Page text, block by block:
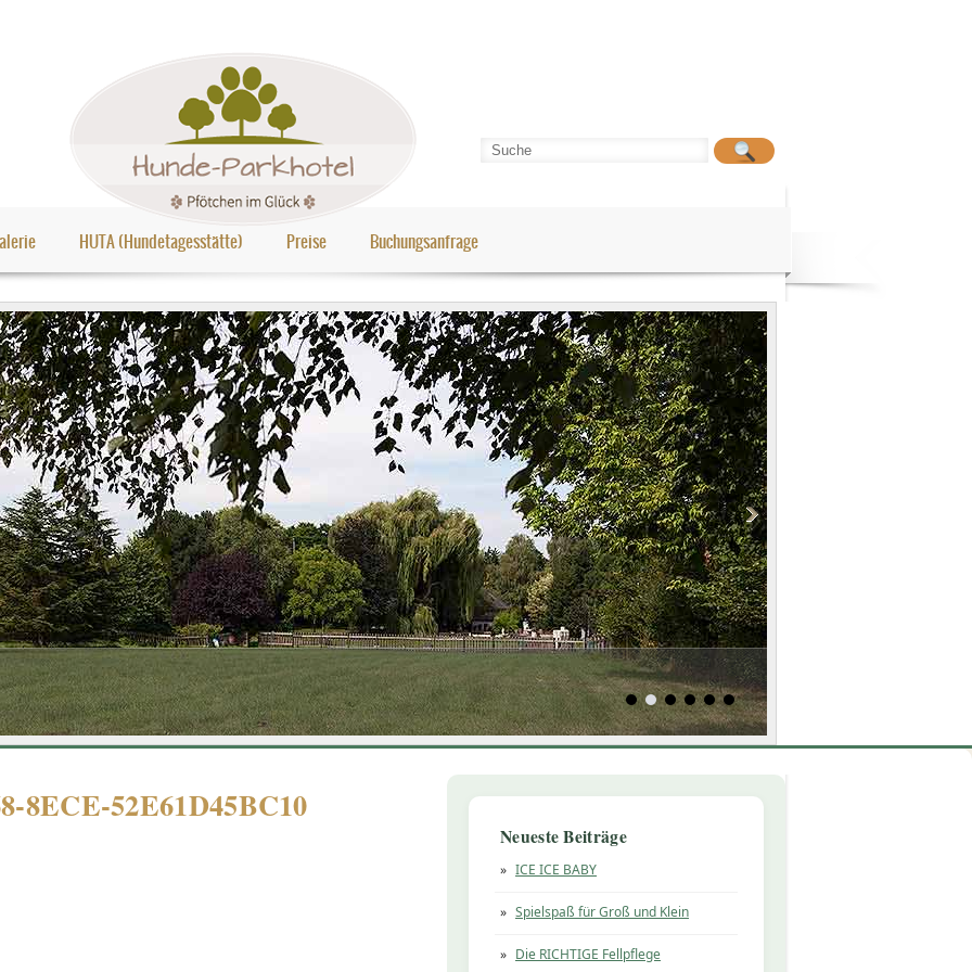
HUTA (Hundetagesstätte) Preise Buchungsanfrage
1 2 3 4 5 6
Neueste Beiträge
ICE ICE BABY
Spielspaß für Groß und Klein
Die RICHTIGE Fellpflege
8ECE-52E61D45BC10